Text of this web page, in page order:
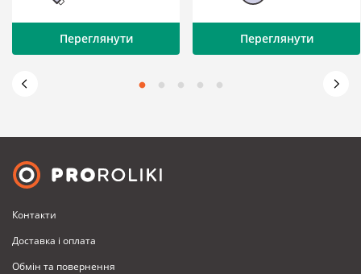
Переглянути Переглянути
Контакти
Доставка i оплата
Обмiн та повернення